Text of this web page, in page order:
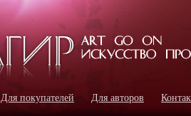
Для покупателей Для авторов